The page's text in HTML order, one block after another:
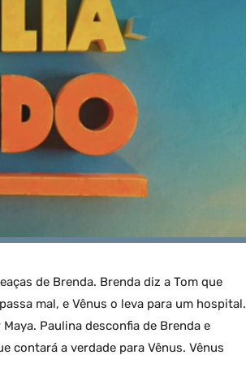
de Brenda. Brenda diz a Tom que
mal, e Vênus o leva para um hospital.
Paulina desconfia de Brenda e
contará a verdade para Vênus. Vênus